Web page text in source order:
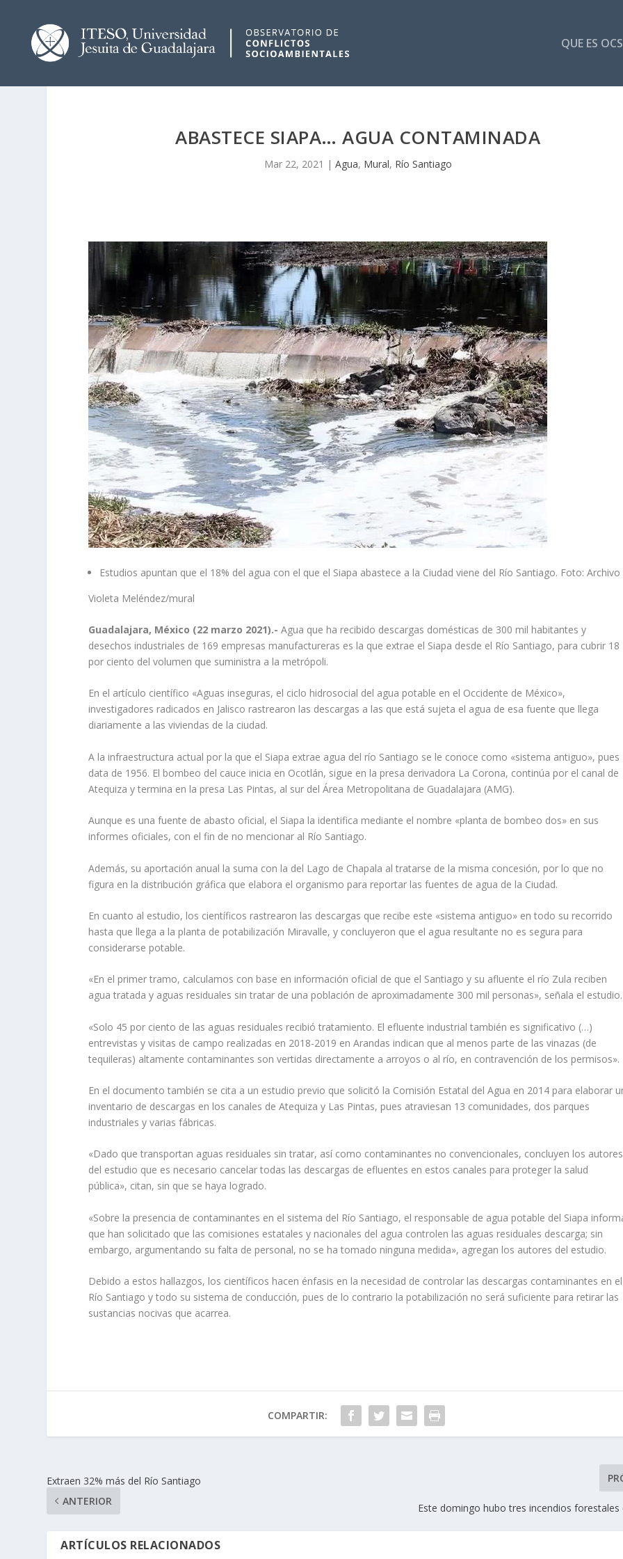
QUE ES
ABASTECE SIAPA… AGUA CONTAMINADA
Mar 22, 2021 | Agua, Mural, Río Santiago
Estudios apuntan que el 18% del agua con el que el Siapa abastece a la Ciudad viene del Río Santiago. Foto: Archivo
Violeta Meléndez/mural
Guadalajara, México (22 marzo 2021).-Agua que ha recibido descargas domésticas de 300 mil habitantes y
desechos industriales de 169 empresas manufactureras es la que extrae el Siapa desde el Río Santiago, para cubrir 18
por ciento del volumen que suministra a la metrópoli.
En el artículo científico «Aguas inseguras, el ciclo hidrosocial del agua potable en el Occidente de México»,
investigadores radicados en Jalisco rastrearon las descargas a las que está sujeta el agua de esa fuente que llega
diariamente a las viviendas de la ciudad.
A la infraestructura actual por la que el Siapa extrae agua del río Santiago se le conoce como «sistema antiguo», pues
data de 1956. El bombeo del cauce inicia en Ocotlán, sigue en la presa derivadora La Corona, continúa por el canal de
Atequiza y termina en la presa Las Pintas, al sur del Área Metropolitana de Guadalajara (AMG).
Aunque es una fuente de abasto oficial, el Siapa la identifica mediante el nombre «planta de bombeo dos» en sus
informes oficiales, con el fin de no mencionar al Río Santiago.
Además, su aportación anual la suma con la del Lago de Chapala al tratarse de la misma concesión, por lo que no
figura en la distribución gráfica que elabora el organismo para reportar las fuentes de agua de la Ciudad.
En cuanto al estudio, los científicos rastrearon las descargas que recibe este «sistema antiguo» en todo su recorrido
hasta que llega a la planta de potabilización Miravalle, y concluyeron que el agua resultante no es segura para
considerarse potable.
«En el primer tramo, calculamos con base en información oficial de que el Santiago y su afluente el río Zula reciben
agua tratada y aguas residuales sin tratar de una población de aproximadamente 300 mil personas», señala el estudio.
«Solo 45 por ciento de las aguas residuales recibió tratamiento. El efluente industrial también es significativo (…)
entrevistas y visitas de campo realizadas en 2018-2019 en Arandas indican que al menos parte de las vinazas (de
tequileras) altamente contaminantes son vertidas directamente a arroyos o al río, en contravención de los permisos».
En el documento también se cita a un estudio previo que solicitó la Comisión Estatal del Agua en 2014 para elaborar
inventario de descargas en los canales de Atequiza y Las Pintas, pues atraviesan 13 comunidades, dos parques
industriales y varias fábricas.
«Dado que transportan aguas residuales sin tratar, así como contaminantes no convencionales, concluyen los autores
del estudio que es necesario cancelar todas las descargas de efluentes en estos canales para proteger la salud
pública», citan, sin que se haya logrado.
«Sobre la presencia de contaminantes en el sistema del Río Santiago, el responsable de agua potable del Siapa
que han solicitado que las comisiones estatales y nacionales del agua controlen las aguas residuales descarga; sin
embargo, argumentando su falta de personal, no se ha tomado ninguna medida», agregan los autores del estudio.
Debido a estos hallazgos, los científicos hacen énfasis en la necesidad de controlar las descargas contaminantes en el
Río Santiago y todo su sistema de conducción, pues de lo contrario la potabilización no será suficiente para retirar las
sustancias nocivas que acarrea.
COMPARTIR:
Extraen 32% más del Río Santiago
ANTERIOR
Este domingo hubo tres incendios forestales
ARTÍCULOS RELACIONADOS